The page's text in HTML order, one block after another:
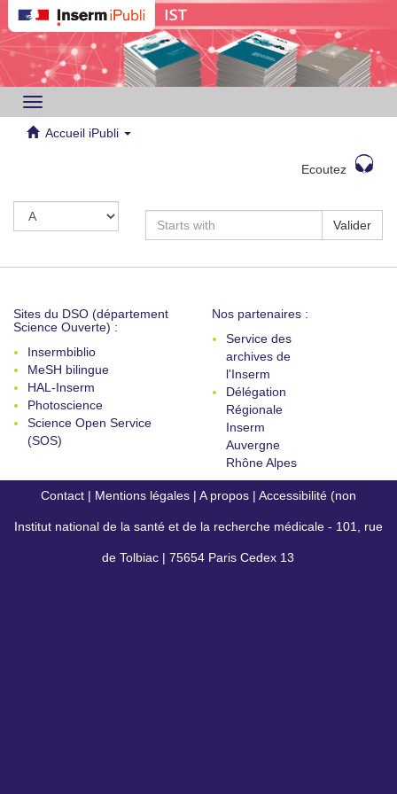
Toggle
navigation
Accueil iPubli
Ecoutez
Valider
Sites du DSO (département
Science Ouverte) :
Insermbiblio
MeSH bilingue
HAL-Inserm
Photoscience
Science Open Service
(SOS)
Nos partenaires :
Service des
archives de
l'Inserm
Délégation
Régionale
Inserm
Auvergne
Rhône Alpes
Contact | Mentions légales | A propos | Accessibilité (non
conforme)
Institut national de la santé et de la recherche médicale - 101, rue
de Tolbiac | 75654 Paris Cedex 13